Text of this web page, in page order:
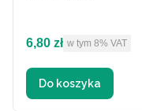
Cena brutto
6,80 zł w tym %s VAT
w tym 8% VAT
Do koszyka